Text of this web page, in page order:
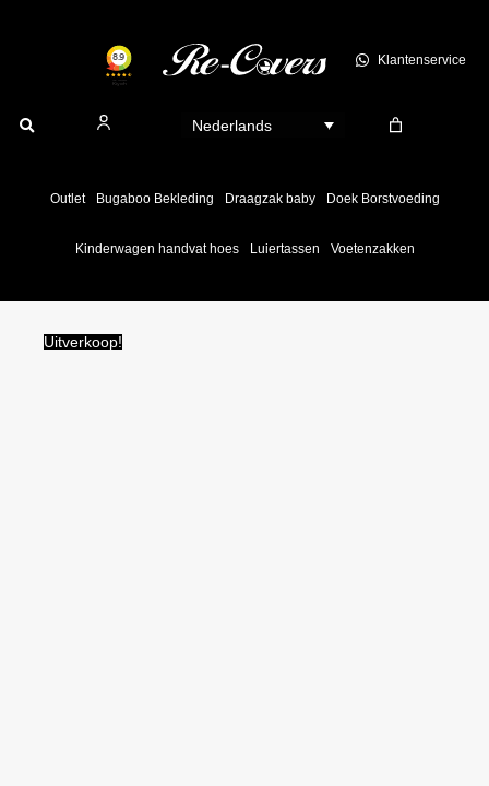
Klantenservice
Nederlands
Outlet Bugaboo Bekleding Draagzak baby Doek Borstvoeding
Kinderwagen handvat hoes Luiertassen Voetenzakken
Uitverkoop!